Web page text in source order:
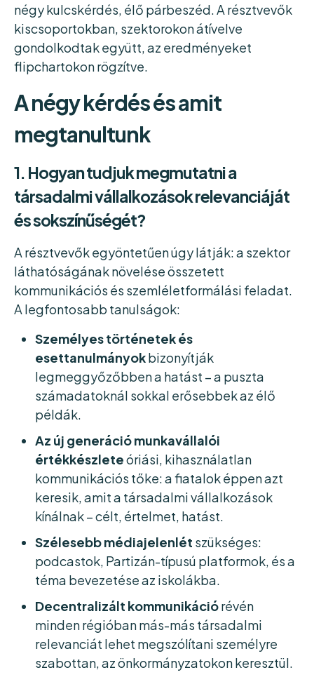
négy kulcskérdés, élő párbeszéd. A résztvevők
kiscsoportokban, szektorokon átívelve
gondolkodtak együtt, az eredményeket
flipchartokon rögzítve.
A négy kérdés és amit
megtanultunk
1. Hogyan tudjuk megmutatni a
társadalmi vállalkozások relevanciáját
és sokszínűségét?
A résztvevők egyöntetűen úgy látják: a szektor
láthatóságának növelése összetett
kommunikációs és szemléletformálási feladat.
A legfontosabb tanulságok:
Személyes történetek és
esettanulmányokbizonyítják
legmeggyőzőbben a hatást – a puszta
számadatoknál sokkal erősebbek az élő
példák.
Az új generáció munkavállalói
értékkészleteóriási, kihasználatlan
kommunikációs tőke: a fiatalok éppen azt
keresik, amit a társadalmi vállalkozások
kínálnak – célt, értelmet, hatást.
Szélesebb médiajelenlét szükséges:
podcastok, Partizán-típusú platformok, és a
téma bevezetése az iskolákba.
Decentralizált kommunikációrévén
minden régióban más-más társadalmi
relevanciát lehet megszólítani személyre
szabottan, az önkormányzatokon keresztül.